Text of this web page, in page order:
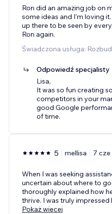
Ron did an amazing job on
some ideas and I'm loving
up there to be seen by
Ron again.
Świadczona usługa:
Odpowiedź specjalisty
Lisa,
It was so fun creating
competitors in your
good Google
of time.
5 mellisa 7 cze
When I was seeking
uncertain about where to
thoroughly explained how
thrive. I was truly impressed
Pokaż więcej